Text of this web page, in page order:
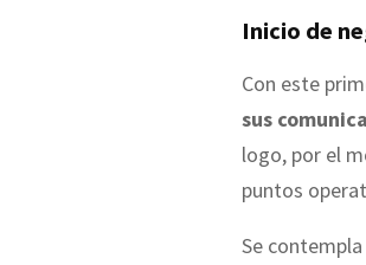
Inicio de
Con este
sus
logo, por el
puntos
Se